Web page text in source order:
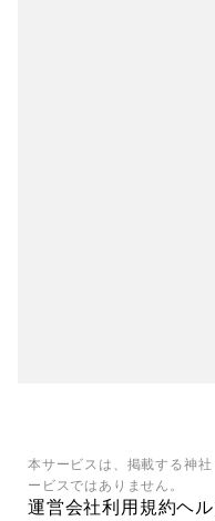
本サービスは、掲載する神
ービスではありません。
運営会社利用規約ヘ